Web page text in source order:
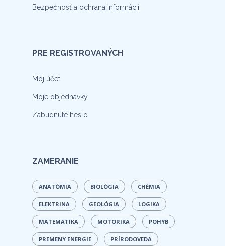
Bezpečnosť a ochrana informácií
PRE REGISTROVANÝCH
Môj účet
Moje objednávky
Zabudnuté heslo
ZAMERANIE
ANATÓMIA BIOLÓGIA CHÉMIA
ELEKTRINA GEOLÓGIA LOGIKA
MATEMATIKA MOTORIKA POHYB
PREMENY ENERGIE PRÍRODOVEDA